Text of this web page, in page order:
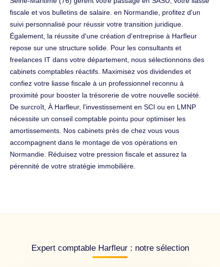
fiscale et vos bulletins de salaire. en Normandie, profitez d'un
suivi personnalisé pour réussir votre transition juridique.
Également, la réussite d'une création d'entreprise à Harfleur
repose sur une structure solide. Pour les consultants et
freelances IT dans votre département, nous sélectionnons des
cabinets comptables réactifs. Maximisez vos dividendes et
confiez votre liasse fiscale à un professionnel reconnu à
proximité pour booster la trésorerie de votre nouvelle société.
De surcroît, À Harfleur, l'investissement en SCI ou en LMNP
nécessite un conseil comptable pointu pour optimiser les
amortissements. Nos cabinets près de chez vous vous
accompagnent dans le montage de vos opérations en
Normandie. Réduisez votre pression fiscale et assurez la
pérennité de votre stratégie immobilière.
Expert comptable Harfleur : notre sélection